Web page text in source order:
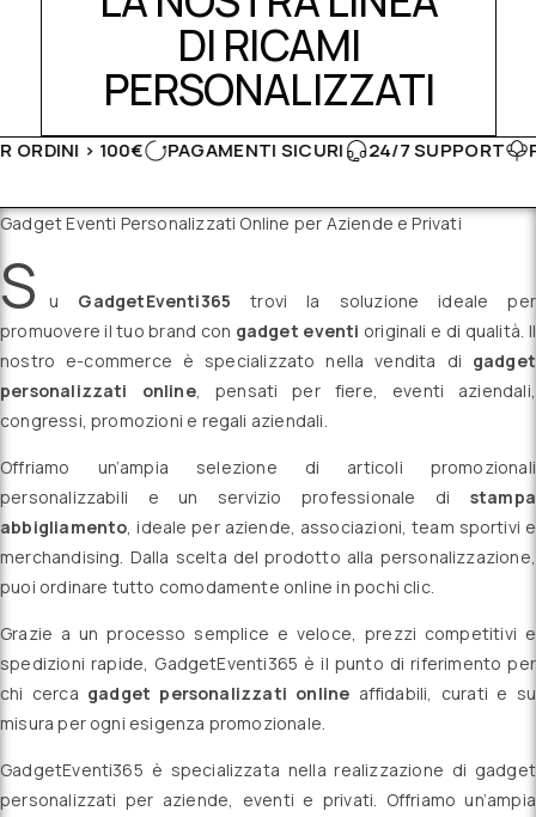
DI RICAMI
PERSONALIZZATI
PAGAMENTI SICURI 24/7 SUPPORT PRODOTTI
Gadget Eventi Personalizzati Online per Aziende e Privati
S u GadgetEventi365 trovi la soluzione ideale per
promuovere il tuo brand con gadget eventi originali e di qualità. Il
nostro e-commerce è specializzato nella vendita di gadget
personalizzati online, pensati per fiere, eventi aziendali,
congressi, promozioni e regali aziendali.
Offriamo un’ampia selezione di articoli promozionali
personalizzabili e un servizio professionale di stampa
abbigliamento, ideale per aziende, associazioni, team sportivi e
merchandising. Dalla scelta del prodotto alla personalizzazione,
puoi ordinare tutto comodamente online in pochi clic.
Grazie a un processo semplice e veloce, prezzi competitivi e
spedizioni rapide, GadgetEventi365 è il punto di riferimento per
chi cerca gadget personalizzati online affidabili, curati e su
misura per ogni esigenza promozionale.
GadgetEventi365 è specializzata nella realizzazione di gadget
personalizzati per aziende, eventi e privati. Offriamo un’ampia